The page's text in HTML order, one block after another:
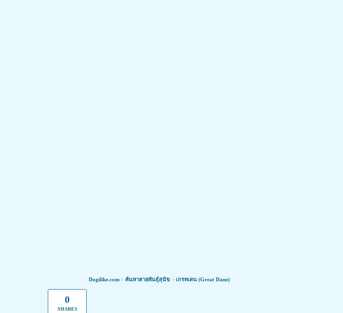
ทุกคนข่าวดี! ตอนนี้มีนวัตกรรมใหม่ ที่ทำให้น้องหมาเป็นโรคข้อเสื่อมได้กลับมาซ่าอีกครั้ง
Dogilike.com > ค้นหาสายพันธุ์สุนัข > เกรทเดน (Great Dane)
0
SHARES